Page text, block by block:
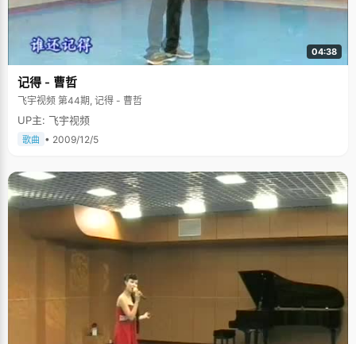
04:38
记得 - 曹哲
飞宇视频 第44期, 记得 - 曹哲
UP主: 飞宇视频
歌曲 • 2009/12/5